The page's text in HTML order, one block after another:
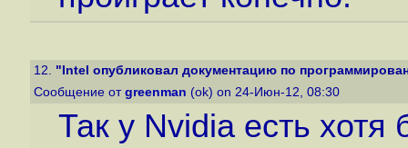
12. "Intel опубликовал документацию по
Сообщение от greenman (ok) on 24-Июн-12, 08:30
Так у Nvidia есть